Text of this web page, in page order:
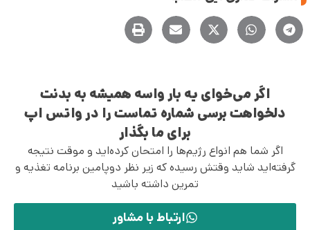
00:00
اگر می‌خوای یه بار واسه همیشه به بدنت
دلخواهت برسی شماره تماست را در واتس اپ
برای ما بگذار
اگر شما هم انواع رژیم‌ها را امتحان کرده‌اید و موقت نتیجه
گرفته‌اید شاید وقتش رسیده که زیر نظر دوپامین برنامه تغذیه و
تمرین داشته باشید
ارتباط با مشاور